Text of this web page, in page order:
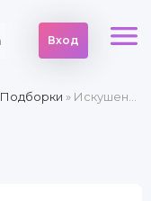
Вход
Подборки » Искушение